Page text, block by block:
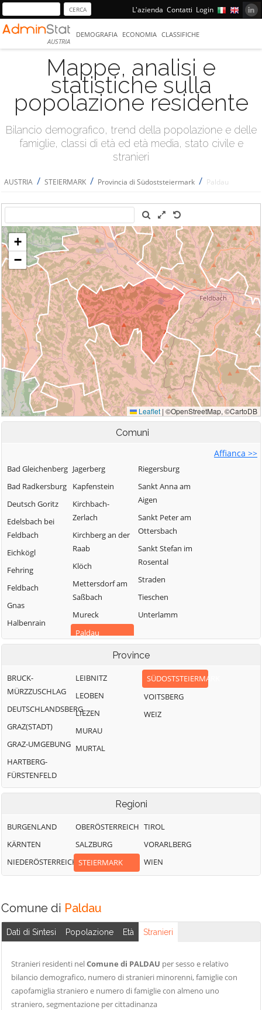
L'azienda Contatti Login
AUSTRIA
DEMOGRAFIA ECONOMIA CLASSIFICHE
Mappe, analisi e
statistiche sulla
popolazione residente
Bilancio demografico, trend della popolazione e delle
famiglie, classi di età ed età media, stato civile e
stranieri
AUSTRIA / STEIERMARK / Provincia di Südoststeiermark / Paldau
Comuni
Affianca >>
Bad Gleichenberg
Bad Radkersburg
Deutsch Goritz
Edelsbach bei
Feldbach
Eichkögl
Fehring
Feldbach
Gnas
Halbenrain
Jagerberg
Kapfenstein
Kirchbach-
Zerlach
Kirchberg an der
Raab
Klöch
Mettersdorf am
Saßbach
Mureck
Paldau
Pirching am
Riegersburg
Sankt Anna am
Aigen
Sankt Peter am
Ottersbach
Sankt Stefan im
Rosental
Straden
Tieschen
Unterlamm
Province
BRUCK-
MÜRZZUSCHLAG
DEUTSCHLANDSBERG
GRAZ(STADT)
GRAZ-UMGEBUNG
HARTBERG-
FÜRSTENFELD
LEIBNITZ
LEOBEN
LIEZEN
MURAU
MURTAL
SÜDOSTSTEIERMARK
VOITSBERG
WEIZ
Regioni
BURGENLAND
KÄRNTEN
NIEDERÖSTERREICH
OBERÖSTERREICH
SALZBURG
STEIERMARK
TIROL
VORARLBERG
WIEN
Comune di Paldau
Dati di Sintesi Popolazione Età Stranieri
Stranieri residenti nelComune di PALDAU per sesso e relativo
bilancio demografico, numero di stranieri minorenni, famiglie con
capofamiglia straniero e numero di famiglie con almeno uno
straniero, segmentazione per cittadinanza